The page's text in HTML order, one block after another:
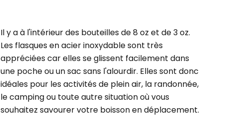
Il y a à l'intérieur des bouteilles de 8 oz et de 3 oz.
Les flasques en acier inoxydable sont très
appréciées car elles se glissent facilement dans
une poche ou un sac sans l'alourdir. Elles sont donc
idéales pour les activités de plein air, la randonnée,
le camping ou toute autre situation où vous
souhaitez savourer votre boisson en déplacement.